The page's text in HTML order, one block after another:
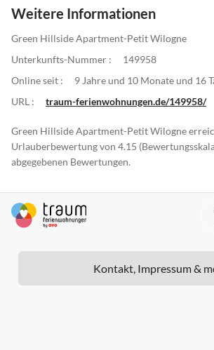
Weitere Informationen
Green Hillside Apartment-Petit Wilogne
Unterkunfts-Nummer :
149958
Online seit :
9 Jahre und 10 Monate und 16
URL :
traum-ferienwohnungen.de/149958/
Green Hillside Apartment-Petit Wilogne
Urlauberbewertung von 4.15
abgegebenen Bewertungen.
Kontakt, Impressum &